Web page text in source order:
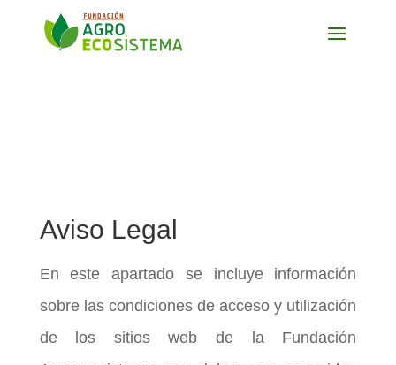
Aviso Legal
En este apartado se incluye información
sobre las condiciones de acceso y utilización
de los sitios web de la Fundación